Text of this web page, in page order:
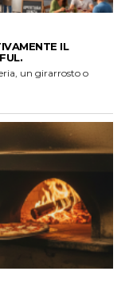
IL
un girarrosto o